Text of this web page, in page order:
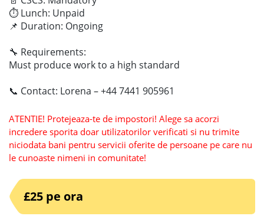
⏱ Lunch: Unpaid
📌 Duration: Ongoing
🔧 Requirements:
Must produce work to a high standard
📞 Contact: Lorena – +44 7441 905961
ATENTIE! Protejeaza-te de impostori! Alege sa acorzi
incredere sporita doar utilizatorilor verificati si nu trimite
niciodata bani pentru servicii oferite de persoane pe care nu
le cunoaste nimeni in comunitate!
£25 pe ora